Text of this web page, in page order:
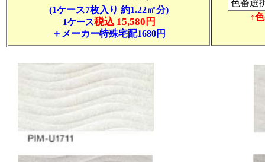
(1ケース7枚入り 約1.22㎡分)
1ケース税込 15,580円
＋メーカー特殊宅配1680円
↑